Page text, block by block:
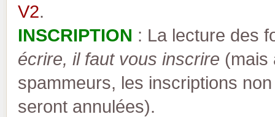
V2.
INSCRIPTION : La lecture des
écrire, il faut vous inscrire (mais
spammeurs, les inscriptions
seront annulées).